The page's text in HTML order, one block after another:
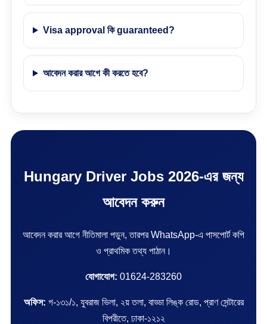
Visa approval কি guaranteed?
আবেদন করার আগে কী করতে হবে?
Hungary Driver Jobs 2026-এর জন্য
আবেদন করুন
আবেদন করার আগে নীতিমালা পড়ুন, তারপর WhatsApp-এ পাসপোর্ট কপি
ও প্রাথমিক তথ্য পাঠান।
যোগাযোগ: 01624-283260
অফিস: গ-১৩১/১, যুবরাজ ভিলা, ২য় তলা, বাড্ডা লিঙ্ক রোড, প্রাণ সেন্টারের
বিপরীতে, ঢাকা-১২১২